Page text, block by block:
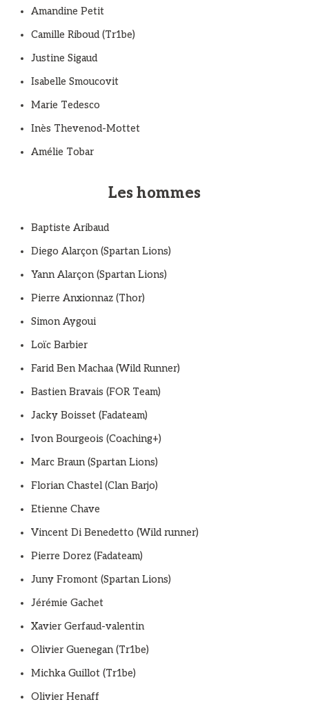
Amandine Petit
Camille Riboud (Tr1be)
Justine Sigaud
Isabelle Smoucovit
Marie Tedesco
Inès Thevenod-Mottet
Amélie Tobar
Les hommes
Baptiste Aribaud
Diego Alarçon (Spartan Lions)
Yann Alarçon (Spartan Lions)
Pierre Anxionnaz (Thor)
Simon Aygoui
Loïc Barbier
Farid Ben Machaa (Wild Runner)
Bastien Bravais (FOR Team)
Jacky Boisset (Fadateam)
Ivon Bourgeois (Coaching+)
Marc Braun (Spartan Lions)
Florian Chastel (Clan Barjo)
Etienne Chave
Vincent Di Benedetto (Wild runner)
Pierre Dorez (Fadateam)
Juny Fromont (Spartan Lions)
Jérémie Gachet
Xavier Gerfaud-valentin
Olivier Guenegan (Tr1be)
Michka Guillot (Tr1be)
Olivier Henaff